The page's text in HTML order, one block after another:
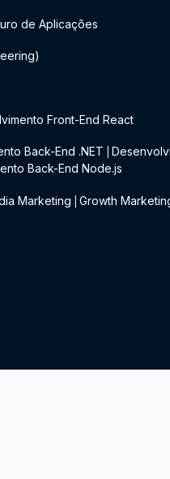
de Aplicações
Front-End React
Back-End .NET
Back-End Node.js
Marketing Growth